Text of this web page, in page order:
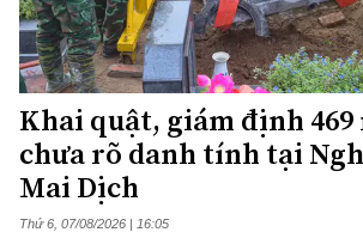
Khai quật, giám định
chưa rõ danh tính tại
Mai Dịch
Thứ 6, 07/08/2026 | 16:05